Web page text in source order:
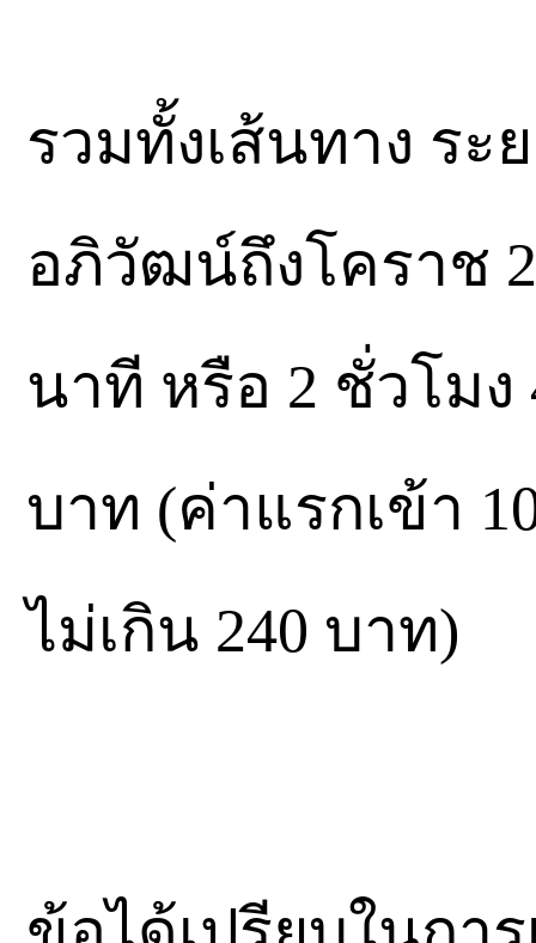
รวมทั้งเส้นทาง ระ
อภิวัฒน์ถึงโคราช
นาที หรือ 2 ชั่วโมง
บาท (ค่าแรกเข้า
ไม่เกิน 240 บาท)